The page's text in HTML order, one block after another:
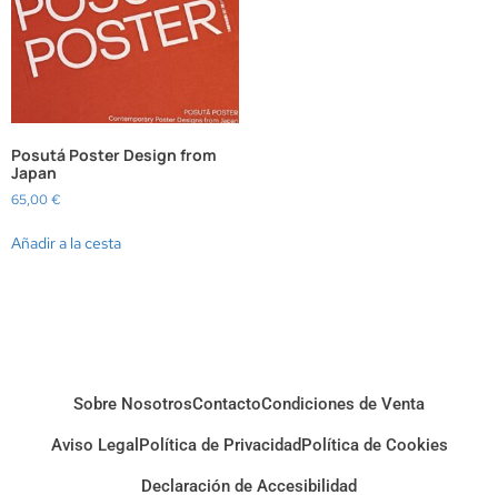
Posutá Poster Design from
Japan
65,00€
Añadir a la cesta
Sobre NosotrosContactoCondiciones de Venta
Aviso Legal Política de PrivacidadPolítica de Cookies
Declaración de Accesibilidad